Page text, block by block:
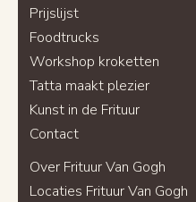
Prijslijst
Foodtrucks
Workshop kroketten
Tatta maakt plezier
Kunst in de Frituur
Contact
Over Frituur Van Gogh
Locaties Frituur Van Gogh